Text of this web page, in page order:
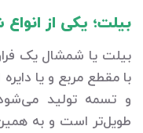
بیلت؛ یکی از
بیلت یا شمشال یک
با مقطع مربع و یا
و تسمه تولید
طویل‌تر است و به